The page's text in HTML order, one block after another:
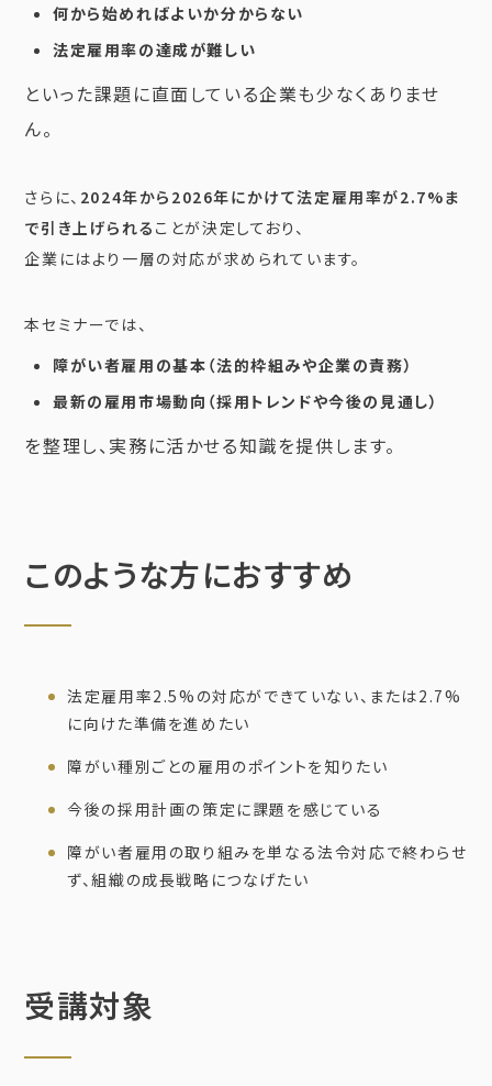
何から始めればよいか分からない
法定雇用率の達成が難しい
といった課題に直面している企業も少なくありませ
ん。
さらに、 2024年から2026年にかけて法定雇用率が2.7%ま
で引き上げられる ことが決定しており、
企業にはより一層の対応が求められています。
本セミナーでは、
障がい者雇用の基本（法的枠組みや企業の責務）
最新の雇用市場動向（採用トレンドや今後の見通し）
を整理し、実務に活かせる知識を提供します。
このような方におすすめ
法定雇用率2.5%の対応ができていない、または2.7%
に向けた準備を進めたい
障がい種別ごとの雇用のポイントを知りたい
今後の採用計画の策定に課題を感じている
障がい者雇用の取り組みを単なる法令対応で終わらせ
ず、組織の成長戦略につなげたい
受講対象